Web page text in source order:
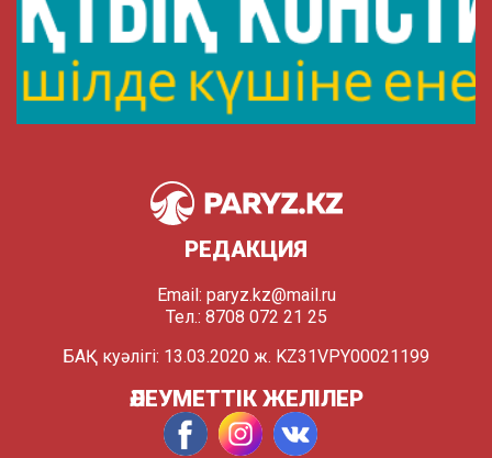
РЕДАКЦИЯ
Email: paryz.kz@mail.ru
Тел.: 8708 072 21 25
БАҚ куәлігі: 13.03.2020 ж. KZ31VPY00021199
ӘЛЕУМЕТТІК ЖЕЛІЛЕР